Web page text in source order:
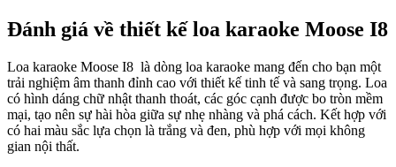
Đánh giá về thiết kế loa karaoke Moose I8
Loa karaoke Moose I8 là dòng loa karaoke mang đến cho bạn một
trải nghiệm âm thanh đỉnh cao với thiết kế tinh tế và sang trọng. Loa
có hình dáng chữ nhật thanh thoát, các góc cạnh được bo tròn mềm
mại, tạo nên sự hài hòa giữa sự nhẹ nhàng và phá cách. Kết hợp với
có hai màu sắc lựa chọn là trắng và đen, phù hợp với mọi không
gian nội thất.